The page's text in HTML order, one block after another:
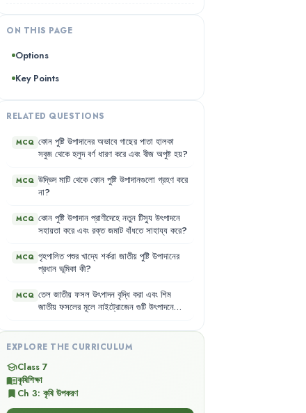
ON THIS PAGE
Options
Key Points
RELATED QUESTIONS
MCQ কোন পুষ্টি উপাদানের অভাবে গাছের পাতা হালকা
সবুজ থেকে হলুদ বর্ণ ধারণ করে এবং বীজ অপুষ্ট হয়?
MCQ উদ্ভিদ মাটি থেকে কোন পুষ্টি উপাদানগুলো গ্রহণ করে
না?
MCQ কোন পুষ্টি উপাদান প্রাণীদেহে নতুন টিস্যু উৎপাদনে
সহায়তা করে এবং রক্ত জমাট বাঁধতে সাহায্য করে?
MCQ গৃহপালিত পশুর খাদ্যে শর্করা জাতীয় পুষ্টি উপাদানের
প্রধান ভূমিকা কী?
MCQ তেল জাতীয় ফসল উৎপাদন বৃদ্ধি করা এবং শিম
জাতীয় ফসলের মূলে নাইট্রোজেন গুটি উৎপাদনে
EXPLORE THE CURRICULUM
schoolClass 7
menu_bookকৃষিশিক্ষা
bookmark Ch 3: কৃষি উপকরণ